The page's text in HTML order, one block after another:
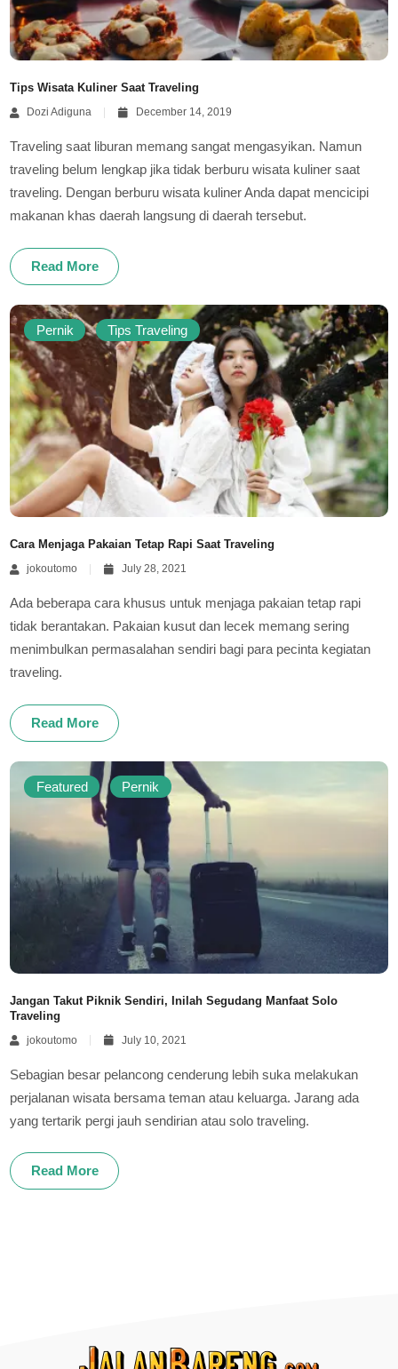
Tips Wisata Kuliner Saat Traveling
Dozi Adiguna
December 14, 2019
Traveling saat liburan memang sangat mengasyikan. Namun
traveling belum lengkap jika tidak berburu wisata kuliner saat
traveling. Dengan berburu wisata kuliner Anda dapat mencicipi
makanan khas daerah langsung di daerah tersebut.
Read More
Pernik Tips Traveling
Cara Menjaga Pakaian Tetap Rapi Saat Traveling
jokoutomo
July 28, 2021
Ada beberapa cara khusus untuk menjaga pakaian tetap rapi
tidak berantakan. Pakaian kusut dan lecek memang sering
menimbulkan permasalahan sendiri bagi para pecinta kegiatan
traveling.
Read More
Featured Pernik
Jangan Takut Piknik Sendiri, Inilah Segudang Manfaat Solo
Traveling
jokoutomo
July 10, 2021
Sebagian besar pelancong cenderung lebih suka melakukan
perjalanan wisata bersama teman atau keluarga. Jarang ada
yang tertarik pergi jauh sendirian atau solo traveling.
Read More